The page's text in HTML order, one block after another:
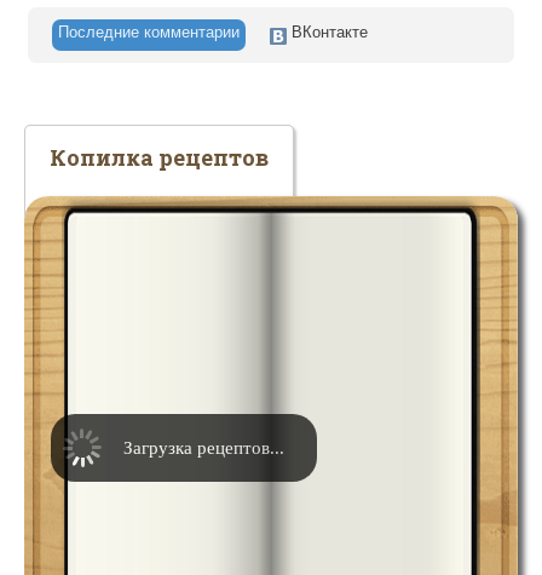
Последние комментарии ВКонтакте
Копилка рецептов
Загрузка рецептов...